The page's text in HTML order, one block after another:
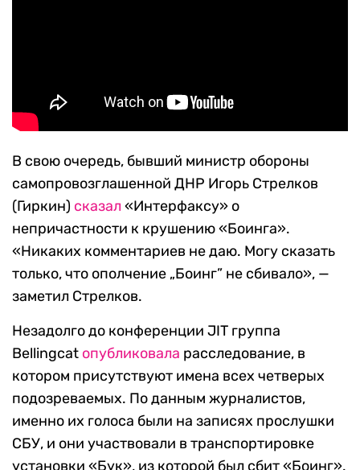
В свою очередь, бывший министр обороны
самопровозглашенной ДНР Игорь Стрелков
(Гиркин) сказал «Интерфаксу» о
непричастности к крушению «Боинга».
«Никаких комментариев не даю. Могу сказать
только, что ополчение „Боинг” не сбивало», —
заметил Стрелков.
Незадолго до конференции JIT группа
Bellingcat опубликовала расследование, в
котором присутствуют имена всех четверых
подозреваемых. По данным журналистов,
именно их голоса были на записях прослушки
СБУ, и они участвовали в транспортировке
установки «Бук», из которой был сбит «Боинг».